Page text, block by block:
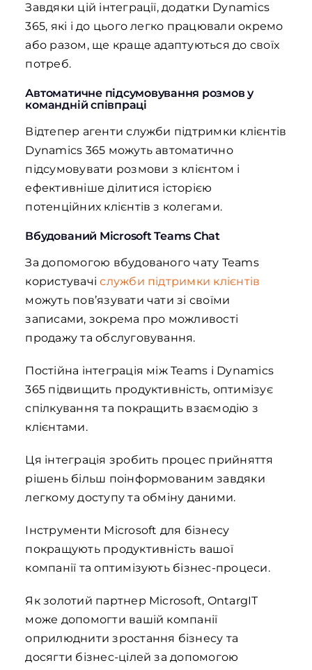
Завдяки цій інтеграції, додатки Dynamics
365, які і до цього легко працювали окремо
або разом, ще краще адаптуються до своїх
потреб.
Автоматичне підсумовування розмов у
командній співпраці
Відтепер агенти служби підтримки клієнтів
Dynamics 365 можуть автоматично
підсумовувати розмови з клієнтом і
ефективніше ділитися історією
потенційних клієнтів з колегами.
Вбудований Microsoft Teams Chat
За допомогою вбудованого чату Teams
користувачіслужби підтримки клієнтів
можуть пов’язувати чати зі своїми
записами, зокрема про можливості
продажу та обслуговування.
Постійна інтеграція між Teams і Dynamics
365 підвищить продуктивність, оптимізує
спілкування та покращить взаємодію з
клієнтами.
Ця інтеграція зробить процес прийняття
рішень більш поінформованим завдяки
легкому доступу та обміну даними.
Інструменти Microsoft для бізнесу
покращують продуктивність вашої
компанії та оптимізують бізнес-процеси.
Як золотий партнер Microsoft, OntargIT
може допомогти вашій компанії
оприлюднити зростання бізнесу та
досягти бізнес-цілей за допомогою